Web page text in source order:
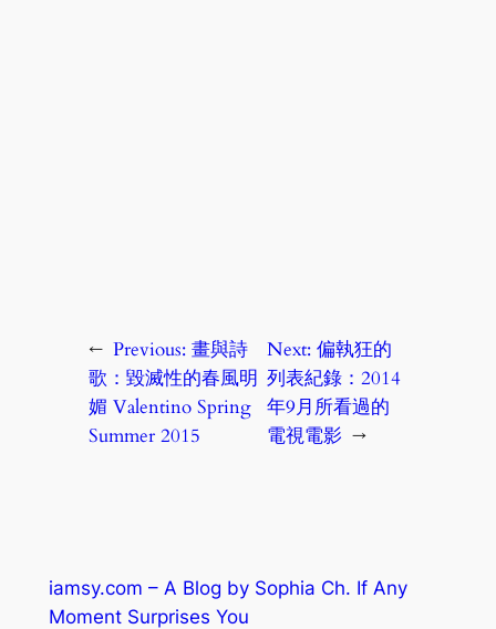
← Previous: 畫與詩
歌：毀滅性的春風明
媚 Valentino Spring
Summer 2015
Next: 偏執狂的
列表紀錄：2014
年9月所看過的
電視電影 →
iamsy.com – A Blog by Sophia Ch. If Any
Moment Surprises You